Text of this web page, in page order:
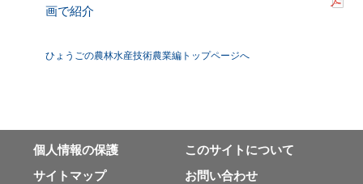
画で紹介
ひょうごの農林水産技術農業編トップページへ
個⼈情報の保護
このサイトについて
サイトマップ
お問い合わせ